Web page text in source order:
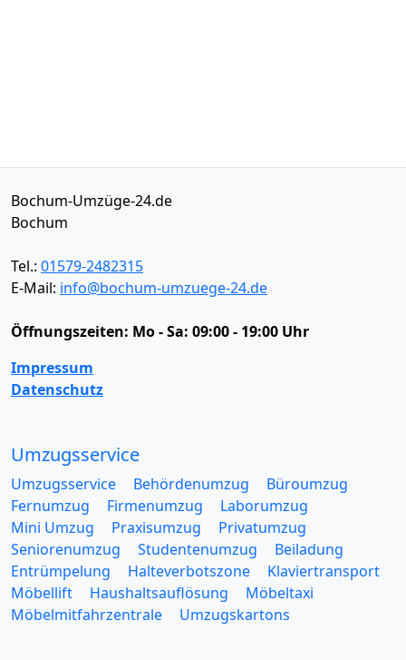
Bochum-Umzüge-24.de
Bochum
Tel.: 01579-2482315
E-Mail: info@bochum-umzuege-24.de
Öffnungszeiten: Mo - Sa: 09:00 - 19:00 Uhr
Impressum
Datenschutz
Umzugsservice
Umzugsservice Behördenumzug
Büroumzug
Fernumzug
Firmenumzug
Laborumzug
Mini Umzug
Praxisumzug
Privatumzug
Seniorenumzug
Studentenumzug
Beiladung
Entrümpelung
Halteverbotszone
Klaviertransport
Möbellift
Haushaltsauflösung
Möbeltaxi
Möbelmitfahrzentrale
Umzugskartons